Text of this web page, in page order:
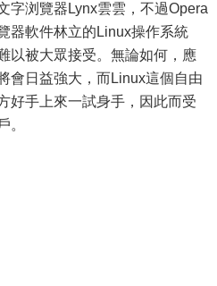
字浏覽器Lynx雲雲，不過Opera
器軟件林立的Linux操作系統
以被大眾接受。無論如何，應
會日益強大，而Linux這個自由
好手上來一試身手，因此而受
。